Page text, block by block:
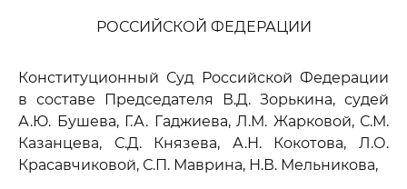
РОССИЙСКОЙ ФЕДЕРАЦИИ
Конституционный Суд Российской Федерации
в составе Председателя В.Д. Зорькина, судей
А.Ю. Бушева, Г.А. Гаджиева, Л.М. Жарковой, С.М.
Казанцева, С.Д. Князева, А.Н. Кокотова, Л.О.
Красавчиковой, С.П. Маврина, Н.В. Мельникова,